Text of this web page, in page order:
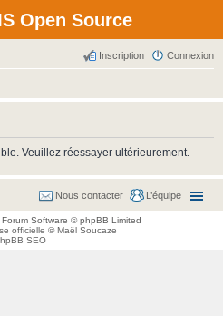
Open Source
Connexion
Inscription
Veuillez réessayer ultérieurement.
L’équipe
Nous contacter
Software © phpBB Limited
officielle ©Maël Soucaze
SEO